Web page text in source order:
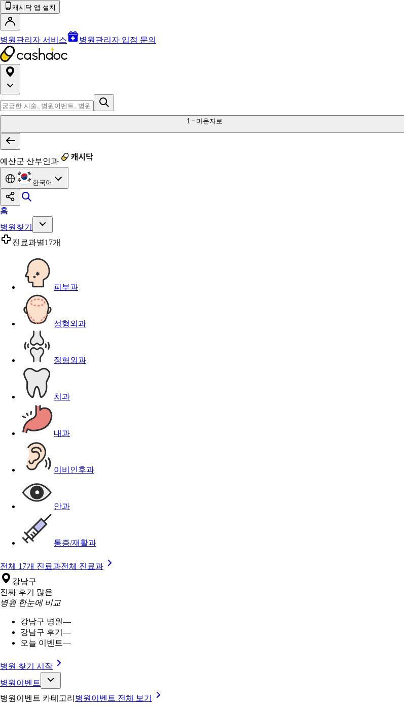
캐시닥 앱 설치
병원관리자 서비스 병원관리자 입점 문의
1 마운자로
예산군 산부인과
한국어
홈
병원찾기
진료과별17개
피부과
성형외과
정형외과
치과
내과
이비인후과
안과
통증/재활과
전체 17개 진료과전체 진료과
강남구
진짜 후기 많은
병원 한눈에 비교
강남구 병원—
강남구 후기 —
오늘 이벤트—
병원 찾기 시작
병원이벤트
병원이벤트 카테고리 병원이벤트 전체 보기